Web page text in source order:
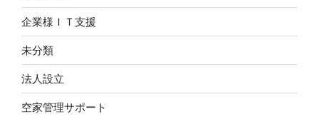
企業様ＩＴ支援
未分類
法人設立
空家管理サポート